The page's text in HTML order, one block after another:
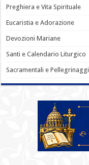
Preghiera e Vita Spirituale
Eucaristia e Adorazione
Devozioni Mariane
Santi e Calendario Liturgico
Sacramentali e Pellegrinaggi